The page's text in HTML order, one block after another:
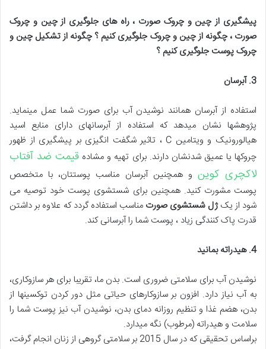
پیشگیری از چین و چروک صورت ، راه های جلوگیری از چین و چروک
صورت ، چگونه از چین و چروک جلوگیری کنیم ؟ چگونه از تشکیل چین و
چروک پوست جلوگیری کنیم ؟
3. آبرسان
استفاده از آبرسان همانند نوشیدن آب برای صورت شما عمل می‎نماید.
پژوهش‎ها نشان می‎دهد که استفاده از آبرسان‎های دارای منابع اسید
هیالورونیک و ویتامین C ، تاثیر شگفت انگیزی بر پیشگیری از ظهور
چروک‎ها یا عمیق شدنشان دارند. برای تهیه و مشاده
قیمت ضد آفتاب
لاکچری کوین و همچنین آبرسان مناسب پوستتان، با متخصص
پوست مشورت کنید. همچنین برای شستشوی پوست خود توصیه می
شود از یکژل شستشوی صورت مناسب استفاده گردد که علاوه بر داشتن
قدرت پاک کنندگی زیاد ، پوست شما را آبرسانی کند.
4. هیدراته بمانید
نوشیدن آب برای سلامتی ضروری است. بدن ما، تقریبا برای هر سازوکاری،
به آب نیاز دارد. افزون بر سازوکارهای حیاتی مثل دور کردن توکسین‎ها از
بدن، هضم غذا و تنظیم روزانه دمای بدن، نوشیدن آب نیز پوست شما را
سلامت و هیدراته (مرطوب) نگه می‎دارد.
براساس تحقیقی که در سال 2015 بر سلامتی گروهی از زنان انجام گرفت،